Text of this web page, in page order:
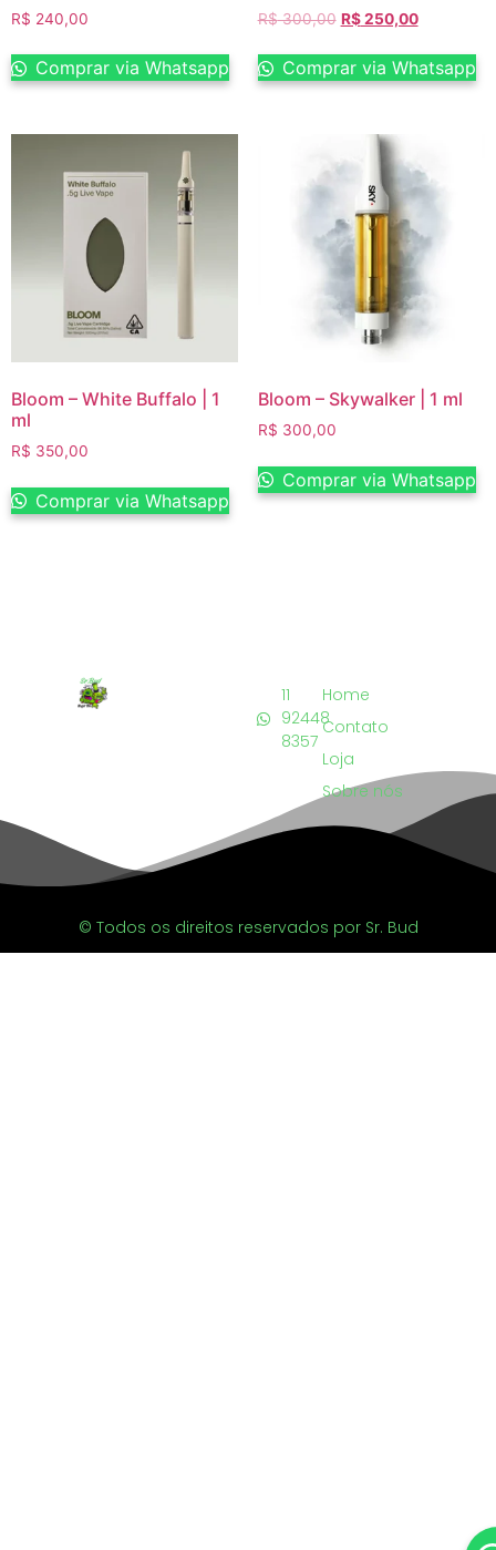
R$ 240,00
Comprar via Whatsapp
R$300,00 R$250,00
Comprar via Whatsapp
Bloom – White Buffalo | 1
ml
R$ 350,00
Comprar via Whatsapp
Bloom – Skywalker | 1 ml
R$ 300,00
Comprar via Whatsapp
Home
Contato
Loja
Sobre nós
11
92448
8357
© Todos os direitos reservados por Sr. Bud